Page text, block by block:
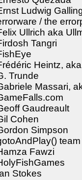
Ludwig
/ the
Ullrich aka
Tangri
Heintz,
Trunde
Massari,
Gaudreault
Cohen
Simpson
team
Fawzi
Stokes